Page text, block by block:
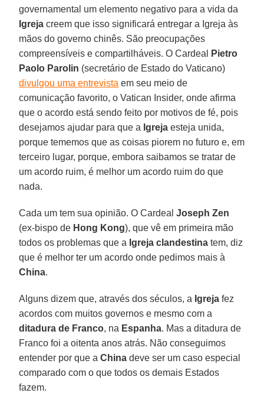
governamental um elemento negativo para a vida da
Igreja creem que isso significará entregar a Igreja às
mãos do governo chinês. São preocupações
compreensíveis e compartilháveis. O Cardeal
Pietro
Paolo Parolin (secretário de Estado do Vaticano)
divulgou uma entrevista em seu meio de
comunicação favorito, o Vatican Insider, onde afirma
que o acordo está sendo feito por motivos de fé, pois
desejamos ajudar para que a Igreja esteja unida,
porque tememos que as coisas piorem no futuro e, em
terceiro lugar, porque, embora saibamos se tratar de
um acordo ruim, é melhor um acordo ruim do que
nada.
Cada um tem sua opinião. O CardealJoseph Zen
(ex-bispo de Hong Kong), que vê em primeira mão
todos os problemas que a Igreja clandestina tem, diz
que é melhor ter um acordo onde pedimos mais à
China.
Alguns dizem que, através dos séculos, a Igreja fez
acordos com muitos governos e mesmo com a
ditadura de Franco, na Espanha. Mas a ditadura de
Franco foi a oitenta anos atrás. Não conseguimos
entender por que aChina deve ser um caso especial
comparado com o que todos os demais Estados
fazem.